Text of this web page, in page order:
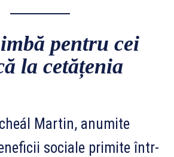
pentru cei
la cetățenia
Martin, anumite
sociale primite într-